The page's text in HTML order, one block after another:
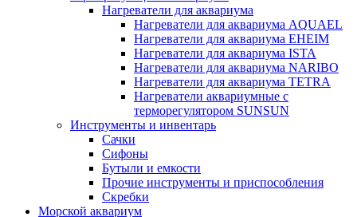
Нагреватели для аквариума
Нагреватели для аквариума AQUAEL
Нагреватели для аквариума EHEIM
Нагреватели для аквариума ISTA
Нагреватели для аквариума NARIBO
Нагреватели для аквариума TETRA
Нагреватели аквариумные с
терморегулятором SUNSUN
Инструменты и инвентарь
Сачки
Сифоны
Бутыли и емкости
Прочие инструменты и приспособления
Скребки
Морской аквариум